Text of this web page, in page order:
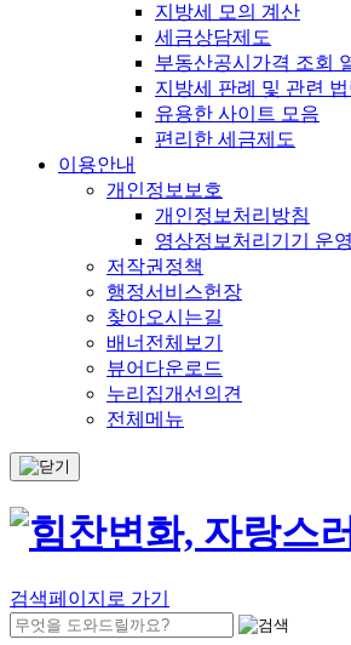
지방세 모의 계산
세금상담제도
부동산공시가격 조회
지방세 판례 및 관련 법
유용한 사이트 모음
편리한 세금제도
이용안내
개인정보보호
개인정보처리방침
영상정보처리기기 운
저작권정책
행정서비스헌장
찾아오시는길
배너전체보기
뷰어다운로드
누리집개선의견
전체메뉴
검색페이지로 가기